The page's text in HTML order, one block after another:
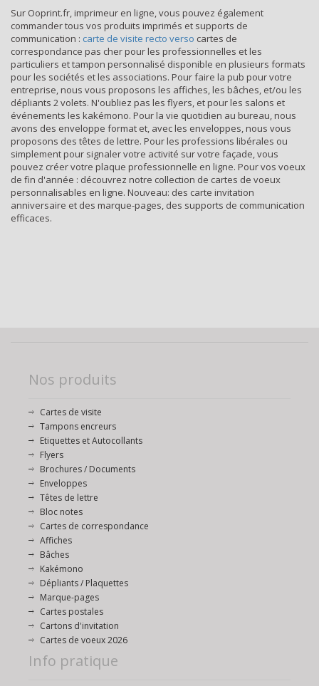
Sur Ooprint.fr, imprimeur en ligne, vous pouvez également
commander tous vos produits imprimés et supports de
communication : carte de visite recto verso cartes de
correspondance pas cher pour les professionnelles et les
particuliers et tampon personnalisé disponible en plusieurs formats
pour les sociétés et les associations. Pour faire la pub pour votre
entreprise, nous vous proposons les affiches, les bâches, et/ou les
dépliants 2 volets. N'oubliez pas les flyers, et pour les salons et
événements les kakémono. Pour la vie quotidien au bureau, nous
avons des enveloppe format et, avec les enveloppes, nous vous
proposons des têtes de lettre. Pour les professions libérales ou
simplement pour signaler votre activité sur votre façade, vous
pouvez créer votre plaque professionnelle en ligne. Pour vos voeux
de fin d'année : découvrez notre collection de cartes de voeux
personnalisables en ligne. Nouveau: des carte invitation
anniversaire et des marque-pages, des supports de communication
efficaces.
Nos produits
Cartes de visite
Tampons encreurs
Etiquettes et Autocollants
Flyers
Brochures / Documents
Enveloppes
Têtes de lettre
Bloc notes
Cartes de correspondance
Affiches
Bâches
Kakémono
Dépliants / Plaquettes
Marque-pages
Cartes postales
Cartons d'invitation
Cartes de voeux 2026
Info pratique